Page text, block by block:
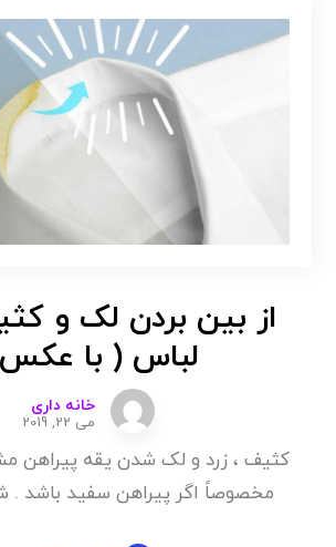
از بین بردن لک و
لباس ( با
خانه داری
می 22, 2019
کثیف ، زرد و لک شدن یقه پیراهن
مخصوصاً اگر پیراهن سفید باشد .